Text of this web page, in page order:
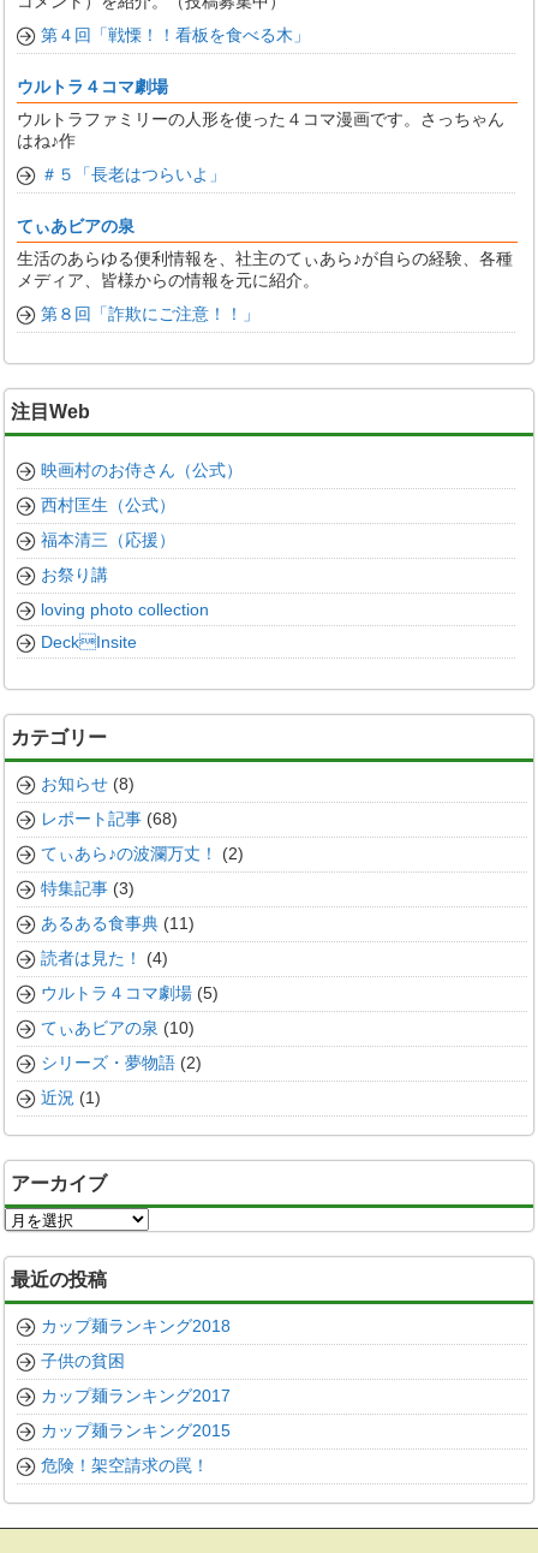
第４回「戦慄！！看板を食べる木」
ウルトラ４コマ劇場
ウルトラファミリーの人形を使った４コマ漫画です。さっちゃん
はね♪作
＃５「長老はつらいよ」
てぃあビアの泉
生活のあらゆる便利情報を、社主のてぃあら♪が自らの経験、各種
メディア、皆様からの情報を元に紹介。
第８回「詐欺にご注意！！」
注目Web
映画村のお侍さん（公式）
西村匡生（公式）
福本清三（応援）
お祭り講
loving photo collection
DeckInsite
カテゴリー
お知らせ (8)
レポート記事 (68)
てぃあら♪の波瀾万丈！
(2)
特集記事 (3)
あるある食事典 (11)
読者は見た！
(4)
ウルトラ４コマ劇場 (5)
てぃあビアの泉 (10)
シリーズ・夢物語 (2)
近況 (1)
アーカイブ
ア
ー
カ
イ
ブ
最近の投稿
カップ麺ランキング2018
子供の貧困
カップ麺ランキング2017
カップ麺ランキング2015
危険！架空請求の罠！